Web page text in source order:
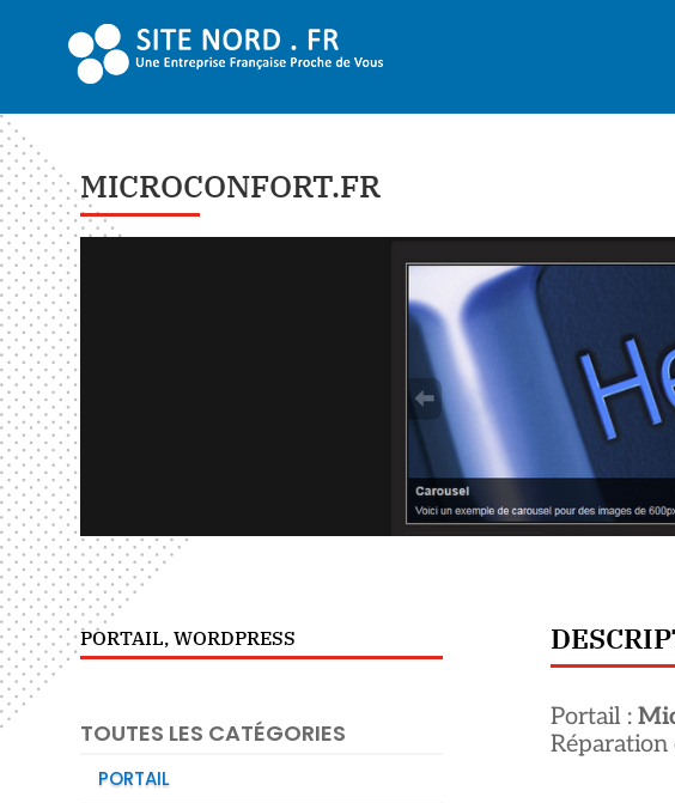
MICROCONFORT.FR
PORTAIL,WORDPRESS
TOUTES LES CATÉGORIES
PORTAIL
Portail :
Réparation